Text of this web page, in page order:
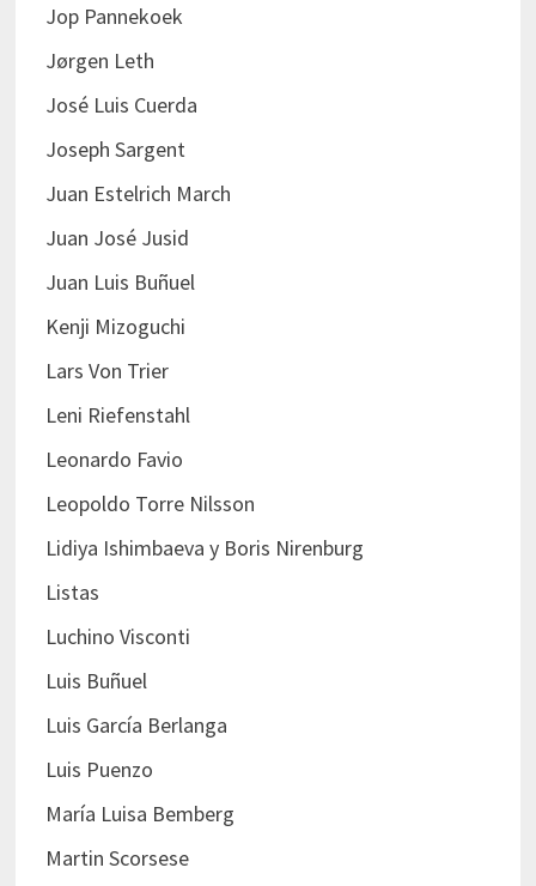
Jop Pannekoek
Jørgen Leth
José Luis Cuerda
Joseph Sargent
Juan Estelrich March
Juan José Jusid
Juan Luis Buñuel
Kenji Mizoguchi
Lars Von Trier
Leni Riefenstahl
Leonardo Favio
Leopoldo Torre Nilsson
Lidiya Ishimbaeva y Boris Nirenburg
Listas
Luchino Visconti
Luis Buñuel
Luis García Berlanga
Luis Puenzo
María Luisa Bemberg
Martin Scorsese